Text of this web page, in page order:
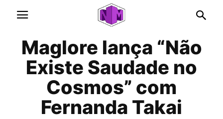
Maglore lança “Não
Existe Saudade no
Cosmos” com
Fernanda Takai